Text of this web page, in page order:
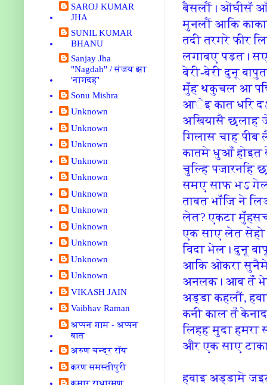
बैसलौं। ओंघीसँ
मुनलौं आकि‍
तदी तरगरे फीर
लगाबए पड़त।
बेरी-बेरी दुनू
मुँह थकुचल आ
आेइ कात धरि‍
अखि‍यासै छलाह
गि‍लास चाह पीब
कातमे धुआँ होइत
चुल्‍हि‍ पजारनहि‍
समए साफ भऽ गेल
ताबत भाँजि‍ ने
लेत? एकटा
एक साए लेत सेहो
वि‍दा भेल। दुनू
आकि‍ ओकरा
अनलक। आब तँ
अड्डा कहलौं,
कनी काल तँ
लि‍हह मुदा
और एक साए
हवाइ अड्डामे
SAROJ KUMAR
JHA
SUNIL KUMAR
BHANU
Sanjay Jha
"Nagdah" / संजय झा
'नागदह'
Sonu Mishra
Unknown
Unknown
Unknown
Unknown
Unknown
Unknown
Unknown
Unknown
Unknown
Unknown
Unknown
VIKASH JAIN
Vaibhav Raman
अप्पन गाम - अप्पन
बात
अरुण चन्द्र रॉय
करण समस्तीपुरी